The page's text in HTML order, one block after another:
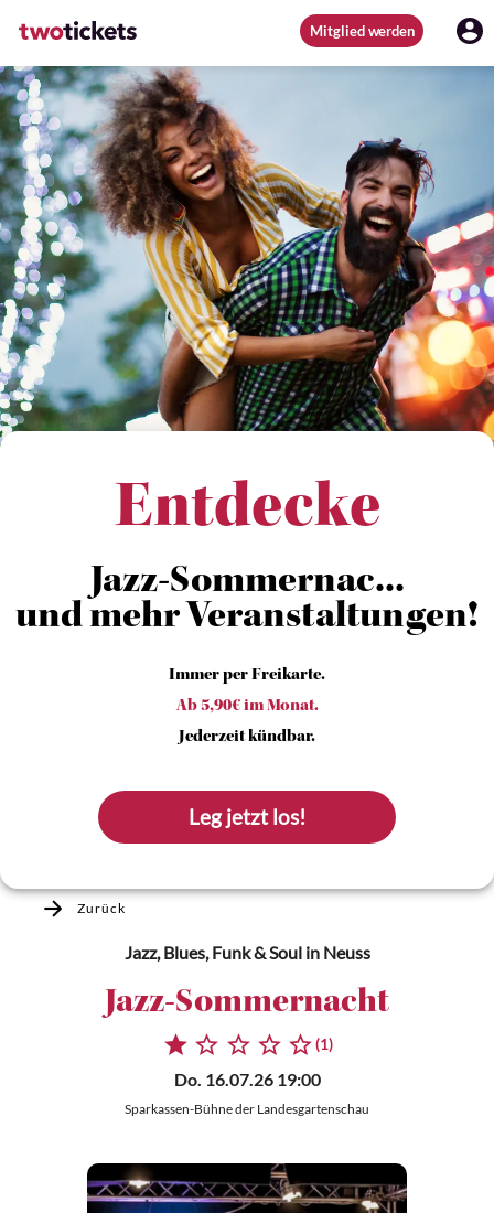
Mitglied werden
Entdecke
Jazz­-Sommernac...
und mehr Veranstaltungen!
Immer per Freikarte.
Ab 5,90€ im Monat.
Jederzeit kündbar.
Leg jetzt los!
Zurück
Jazz, Blues, Funk & Soulin Neuss
Jazz­-Sommernacht
(1)
Do. 16.07.26 19:00
Sparkassen-Bühne der Landesgartenschau